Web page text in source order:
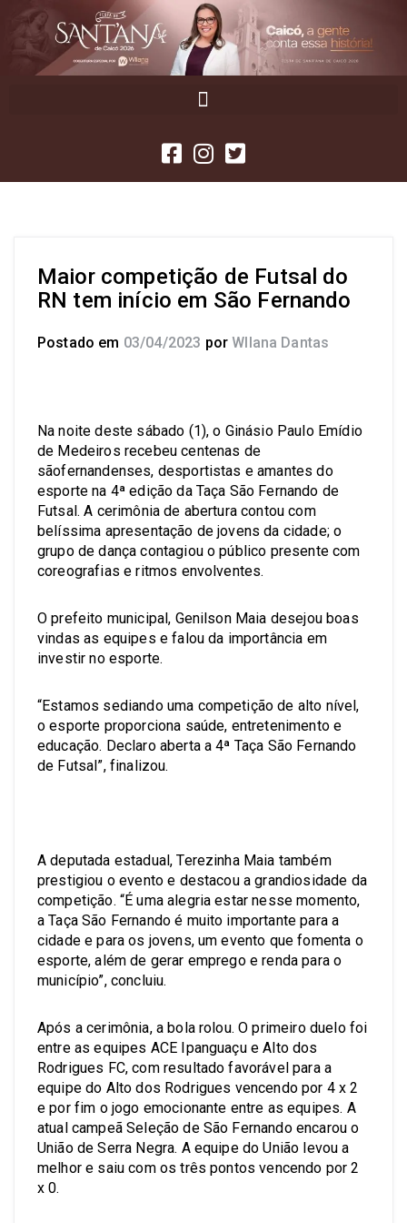
Maior competição de Futsal do
RN tem início em São Fernando
Postado em 03/04/2023 por Wllana Dantas
Na noite deste sábado (1), o Ginásio Paulo Emídio
de Medeiros recebeu centenas de
sãofernandenses, desportistas e amantes do
esporte na 4ª edição da Taça São Fernando de
Futsal. A cerimônia de abertura contou com
belíssima apresentação de jovens da cidade; o
grupo de dança contagiou o público presente com
coreografias e ritmos envolventes.
O prefeito municipal, Genilson Maia desejou boas
vindas as equipes e falou da importância em
investir no esporte.
“Estamos sediando uma competição de alto nível,
o esporte proporciona saúde, entretenimento e
educação. Declaro aberta a 4ª Taça São Fernando
de Futsal”, finalizou.
A deputada estadual, Terezinha Maia também
prestigiou o evento e destacou a grandiosidade da
competição. “É uma alegria estar nesse momento,
a Taça São Fernando é muito importante para a
cidade e para os jovens, um evento que fomenta o
esporte, além de gerar emprego e renda para o
município”, concluiu.
Após a cerimônia, a bola rolou. O primeiro duelo foi
entre as equipes ACE Ipanguaçu e Alto dos
Rodrigues FC, com resultado favorável para a
equipe do Alto dos Rodrigues vencendo por 4 x 2
e por fim o jogo emocionante entre as equipes. A
atual campeã Seleção de São Fernando encarou o
União de Serra Negra. A equipe do União levou a
melhor e saiu com os três pontos vencendo por 2
x 0.